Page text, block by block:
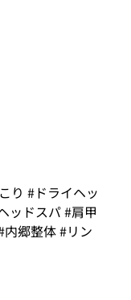
り #ドライヘッ
ッドスパ#肩甲
内郷整体#リン